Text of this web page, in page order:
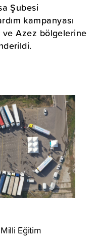
Şubesi
kampanyası
ve Azez bölgelerine
Milli Eğitim